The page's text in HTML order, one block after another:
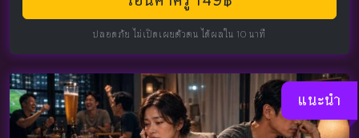
ปลอดภัย ไม่เปิดเผยตัวตน ได้ผลใน 10 นาที
แนะนำ